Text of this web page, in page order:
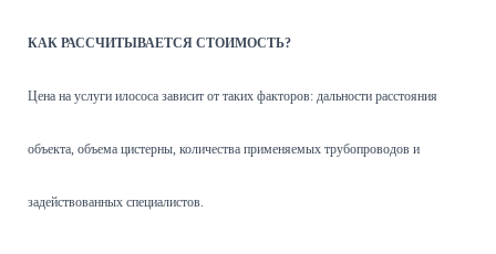
КАК РАССЧИТЫВАЕТСЯ СТОИМОСТЬ?
Цена на услуги илососа зависит от таких факторов: дальности расстояния
объекта, объема цистерны, количества применяемых трубопроводов и
задействованных специалистов.